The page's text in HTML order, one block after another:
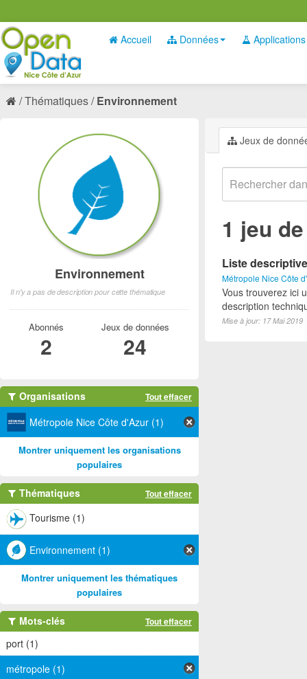
Accueil Données Applications
Thématiques Environnement
Jeux de
1 jeu
Liste
Métropole Nice Côte
Vous trouverez ici
description
Mise à jour: 17 Mai 2019
Environnement
Il n'y a pas de description pour cette thématique
Abonnés
2
Jeux de données
24
Organisations Tout effacer
Métropole Nice Côte d'Azur (1)
Montrer uniquement les organisations
populaires
Thématiques Tout effacer
Tourisme (1)
Environnement (1)
Montrer uniquement les thématiques
populaires
Mots-clés Tout effacer
port (1)
métropole (1)